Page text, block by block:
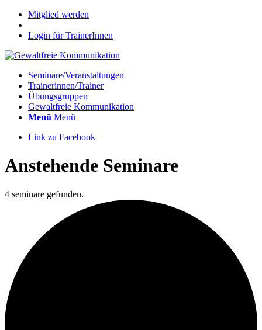
Mitglied werden
Login für TrainerInnen
Seminare/Veranstaltungen
Trainerinnen/Trainer
Übungsgruppen
Gewaltfreie Kommunikation
Menü Menü
Link zu Facebook
Anstehende Seminare
4 seminare gefunden.